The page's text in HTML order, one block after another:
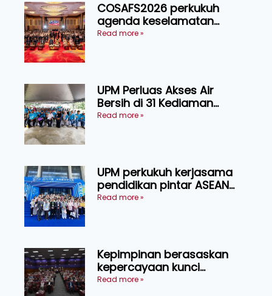
COSAFS2026 perkukuh
agenda keselamatan
makanan, AgriHub pacu
Read more »
UPM Perluas Akses Air
Bersih di 31 Kediaman
Orang Asli Tasik Chini
Read more »
UPM perkukuh kerjasama
pendidikan pintar ASEAN
menerusi lawatan rasmi ke
Read more »
Kepimpinan berasaskan
kepercayaan kunci
kecemerlangan institusi -
Read more »